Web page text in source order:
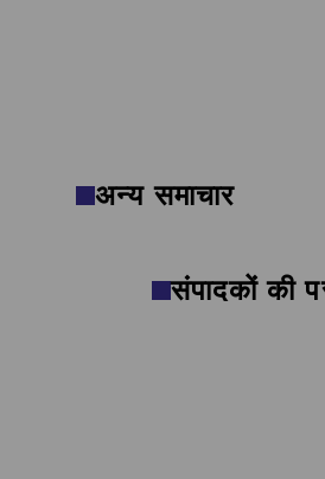
अन्य समाचार
संपादकों की